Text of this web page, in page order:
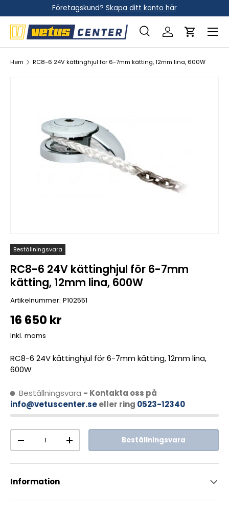
Hoppa till innehållet
Företagskund? Skapa ditt konto här
Sök
Sök Logga inVagn
Meny
Hem RC8-6 24V kättinghjul för 6-7mm kätting, 12mm lina, 600W
Beställningsvara
RC8-6 24V kättinghjul för 6-7mm
kätting, 12mm lina, 600W
Artikelnummer: P102551
16 650 kr
Inkl. moms
RC8-6 24V kättinghjul för 6-7mm kätting, 12mm lina,
600W
Beställningsvara - Kontakta oss på
info@vetuscenter.seeller ring 0523-12340
Antal
-
+ Beställningsvara
Information